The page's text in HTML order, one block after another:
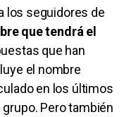
los seguidores de
que tendrá el
que han
el nombre
en los últimos
Pero también